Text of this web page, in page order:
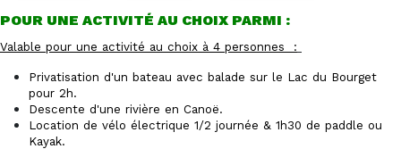
POUR UNE ACTIVITÉ AU CHOIX PARMI :
Valable pour une activité au choix à 4 personnes :
Privatisation d'un bateau avec balade sur le Lac du Bourget
pour 2h.
Descente d'une rivière en Canoë.
Location de vélo électrique 1/2 journée & 1h30 de paddle ou
Kayak.